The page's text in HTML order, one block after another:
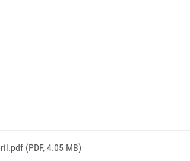
(PDF, 4.05 MB)